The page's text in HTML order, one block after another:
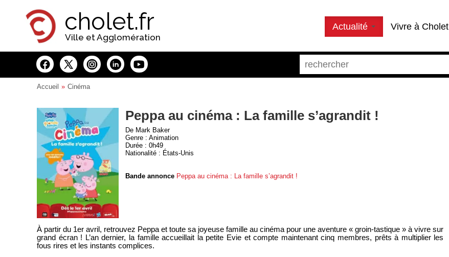
cholet.fr
Ville et Agglomération
Actualité Vivre à Cholet
Accueil Cinéma
Peppa au cinéma : La famille s’agrandit !
De Mark Baker
Genre : Animation
Durée : 0h49
Nationalité : États-Unis
Bande annonce Peppa au cinéma : La famille s’agrandit !
À partir du 1er avril, retrouvez Peppa et toute sa joyeuse famille au cinéma pour une aventure « groin-tastique » à vivre sur
grand écran ! L’an dernier, la famille accueillait la petite Evie et compte maintenant cinq membres, prêts à multiplier les
fous rires et les instants complices.